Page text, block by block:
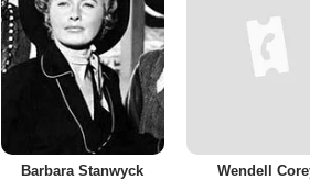
Barbara Stanwyck Wendell